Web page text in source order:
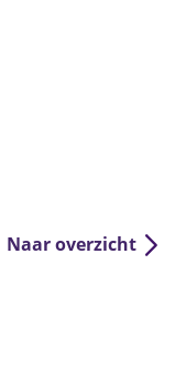
Naar overzicht